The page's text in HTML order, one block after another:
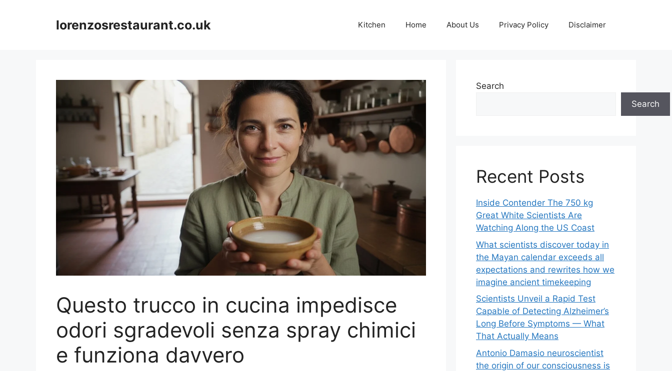
lorenzosrestaurant.co.uk Kitchen Home About Us Privacy Policy Disclaimer
Questo trucco in cucina impedisce
odori sgradevoli senza spray chimici
e funziona davvero
Search
Search
Recent Posts
Inside Contender The 750 kg
Great White Scientists Are
Watching Along the US Coast
What scientists discover today in
the Mayan calendar exceeds all
expectations and rewrites how we
imagine ancient timekeeping
Scientists Unveil a Rapid Test
Capable of Detecting Alzheimer’s
Long Before Symptoms — What
That Actually Means
Antonio Damasio neuroscientist
the origin of our consciousness is